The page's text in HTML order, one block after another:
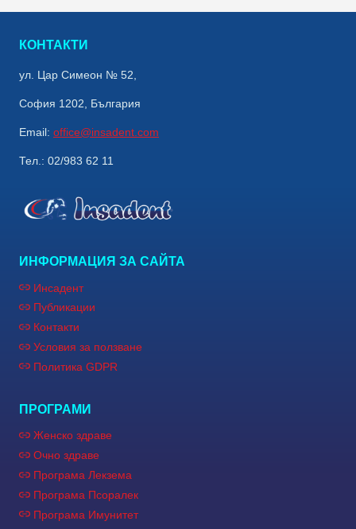
КОНТАКТИ
ул. Цар Симеон № 52,
София 1202, България
Email: office@insadent.com
Тел.: 02/983 62 11
ИНФОРМАЦИЯ ЗА САЙТА
Инсадент
Публикации
Контакти
Условия за ползване
Политика GDPR
ПРОГРАМИ
Женско здраве
Очно здраве
Програма Лекзема
Програма Псоралек
Програма Имунитет